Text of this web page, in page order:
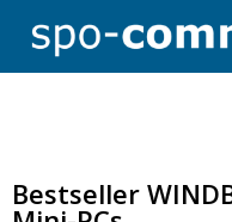
Bestseller